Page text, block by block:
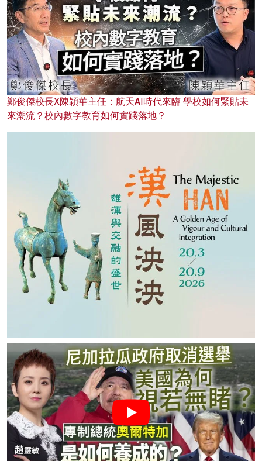
鄭俊傑校長X陳穎華主任：航天AI時代來臨 學校如何緊貼未
來潮流？校內數字教育如何實踐落地？